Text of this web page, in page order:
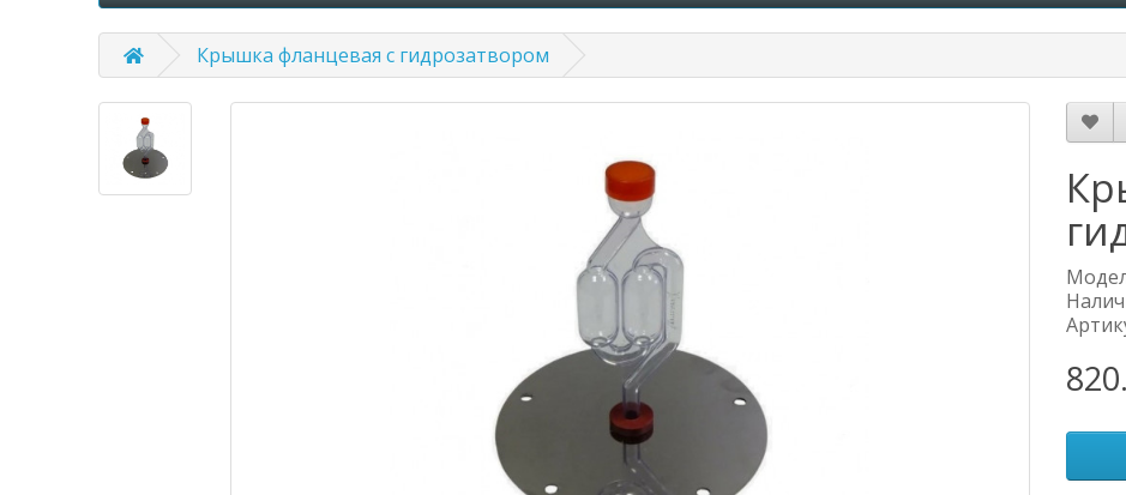
Крышка фланцевая с гидрозатвором